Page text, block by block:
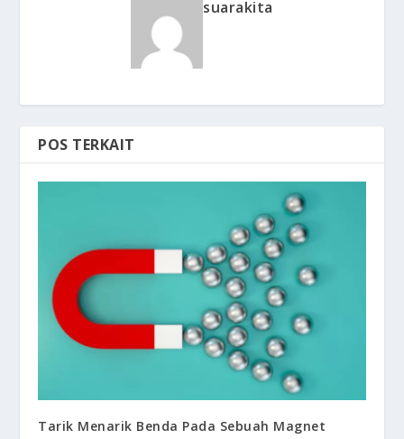
suarakita
POS TERKAIT
Tarik Menarik Benda Pada Sebuah Magnet